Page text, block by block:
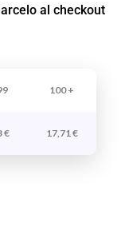
al checkout
100 +
€ 17,71€